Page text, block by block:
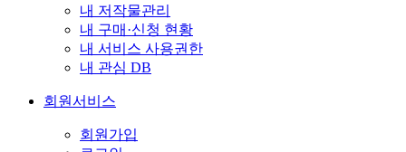
내 저작물관리
내 구매·신청 현황
내 서비스 사용권한
내 관심 DB
회원서비스
회원가입